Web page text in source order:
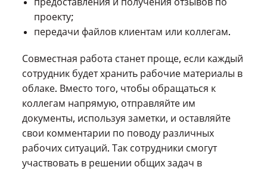
проекту;
передачи файлов клиентам или коллегам.
Совместная работа станет проще, если каждый
сотрудник будет хранить рабочие материалы в
облаке. Вместо того, чтобы обращаться к
коллегам напрямую, отправляйте им
документы, используя заметки, и оставляйте
свои комментарии по поводу различных
рабочих ситуаций. Так сотрудники смогут
участвовать в решении общих задач в